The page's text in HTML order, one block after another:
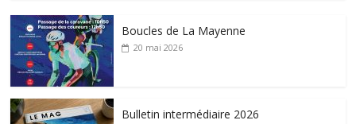
Boucles de La Mayenne
20 mai 2026
Bulletin intermédiaire 2026